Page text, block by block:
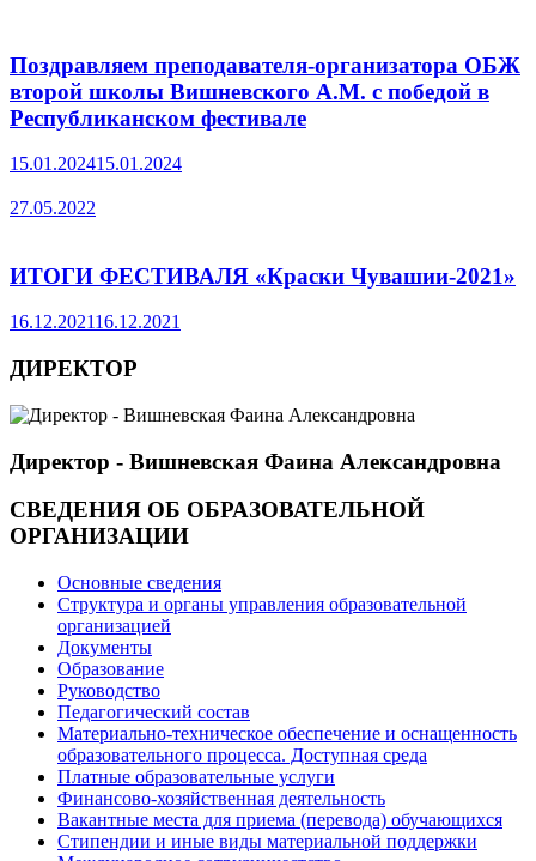
Поздравляем преподавателя-организатора ОБЖ
второй школы Вишневского А.М. с победой в
Республиканском фестивале
15.01.202415.01.2024
27.05.2022
ИТОГИ ФЕСТИВАЛЯ «Краски Чувашии-2021»
16.12.202116.12.2021
ДИРЕКТОР
Директор - Вишневская Фаина Александровна
СВЕДЕНИЯ ОБ ОБРАЗОВАТЕЛЬНОЙ
ОРГАНИЗАЦИИ
Основные сведения
Структура и органы управления образовательной
организацией
Документы
Образование
Руководство
Педагогический состав
Материально-техническое обеспечение и оснащенность
образовательного процесса. Доступная среда
Платные образовательные услуги
Финансово-хозяйственная деятельность
Вакантные места для приема (перевода) обучающихся
Стипендии и иные виды материальной поддержки